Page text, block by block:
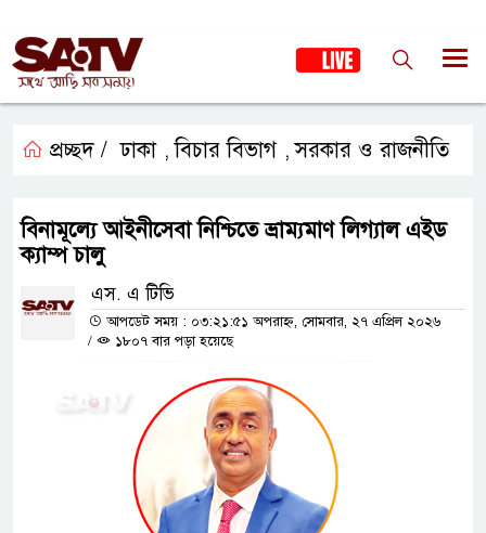
প্রচ্ছদ / ঢাকা ,বিচার বিভাগ ,সরকার ও রাজনীতি
বিনামূল্যে আইনীসেবা নিশ্চিতে ভ্রাম্যমাণ লিগ্যাল এইড
ক্যাম্প চালু
এস. এ টিভি
আপডেট সময় : ০৩:২১:৫১ অপরাহ্ন, সোমবার, ২৭ এপ্রিল ২০২৬
/
১৮০৭ বার পড়া হয়েছে